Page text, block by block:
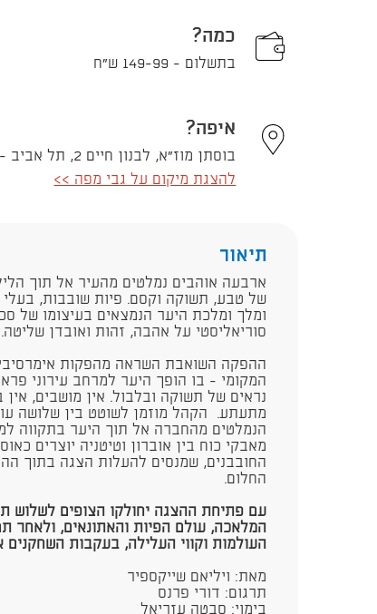
כמה?
בתשלום - 149-99 ש"ח
איפה?
בוסתן מוז"א, לבנון חיים 2, תל אביב - יפו
להצגת מיקום על גבי מפה >>
תיאור
​ארבעה אוהבים נמלטים מהעיר אל תוך
של טבע, תשוקה וקסם. פיות שובבות,
ומלך ומלכת היער הנמצאים בעיצומו של
סוריאליסטי על אהבה, זהות ואובדן שליטה.
ההפקה השואבת השראה מהפקות
המקומי - בו הופך היער למרחב עירוני
נראים של תשוקה ובלבול. אין מושבים,
מתעתע. הקהל מוזמן לשוטט בין שלושה
הנמלטים מהחברה אל תוך היער בתקווה
מאבקי כוח בין אוברון וטיטניה יוצרים
החובבנים, שמנסים להעלות הצגה בתוך
החלום.
עם פתיחת ההצגה יחולקו הצופים לשלוש
המלאכה, עולם הפיות והאתונאים, ולאחר
העולמות וקווי העלילה, בעקבות השחקנים
מאת: ויליאם שייקספיר
תרגום: דורי פרנס
בימוי: סבטה עזריאל